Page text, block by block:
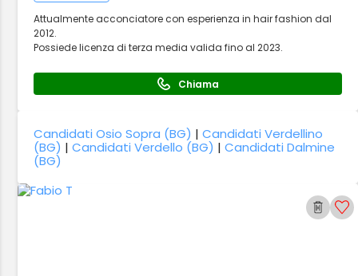
Attualmente acconciatore con esperienza in hair fashion dal
2012.
Possiede licenza di terza media valida fino al 2023.
Chiama
Candidati Osio Sopra (BG) |Candidati Verdellino
(BG) |Candidati Verdello (BG) |Candidati Dalmine
(BG)